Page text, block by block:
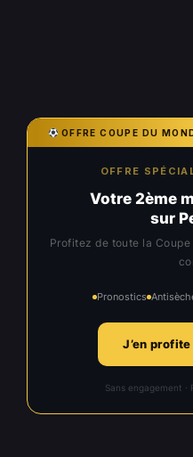
OFFRE COUPE DU
OFFRE
Votre 2ème
sur
Profitez de toute la
Pronostics
J’en
Sans engagement ·